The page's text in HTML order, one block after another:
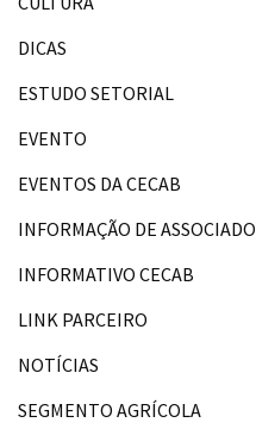
DICAS
ESTUDO SETORIAL
EVENTO
EVENTOS DA CECAB
INFORMAÇÃO DE ASSOCIADO
INFORMATIVO CECAB
LINK PARCEIRO
NOTÍCIAS
SEGMENTO AGRÍCOLA